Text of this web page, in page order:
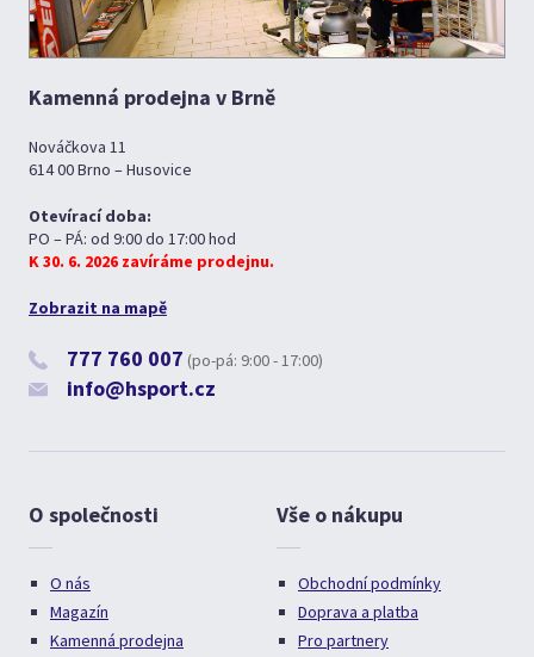
Kamenná prodejna v Brně
Nováčkova 11
614 00 Brno – Husovice
Otevírací doba:
PO – PÁ: od 9:00 do 17:00 hod
K 30. 6. 2026 zavíráme prodejnu.
Zobrazit na mapě
777 760 007 (po-pá: 9:00 - 17:00)
info@hsport.cz
O společnosti
O nás
Magazín
Kamenná prodejna
Vše o nákupu
Obchodní podmínky
Doprava a platba
Pro partnery